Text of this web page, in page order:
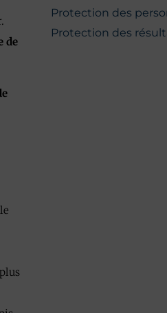
de
Protection des
Protection des